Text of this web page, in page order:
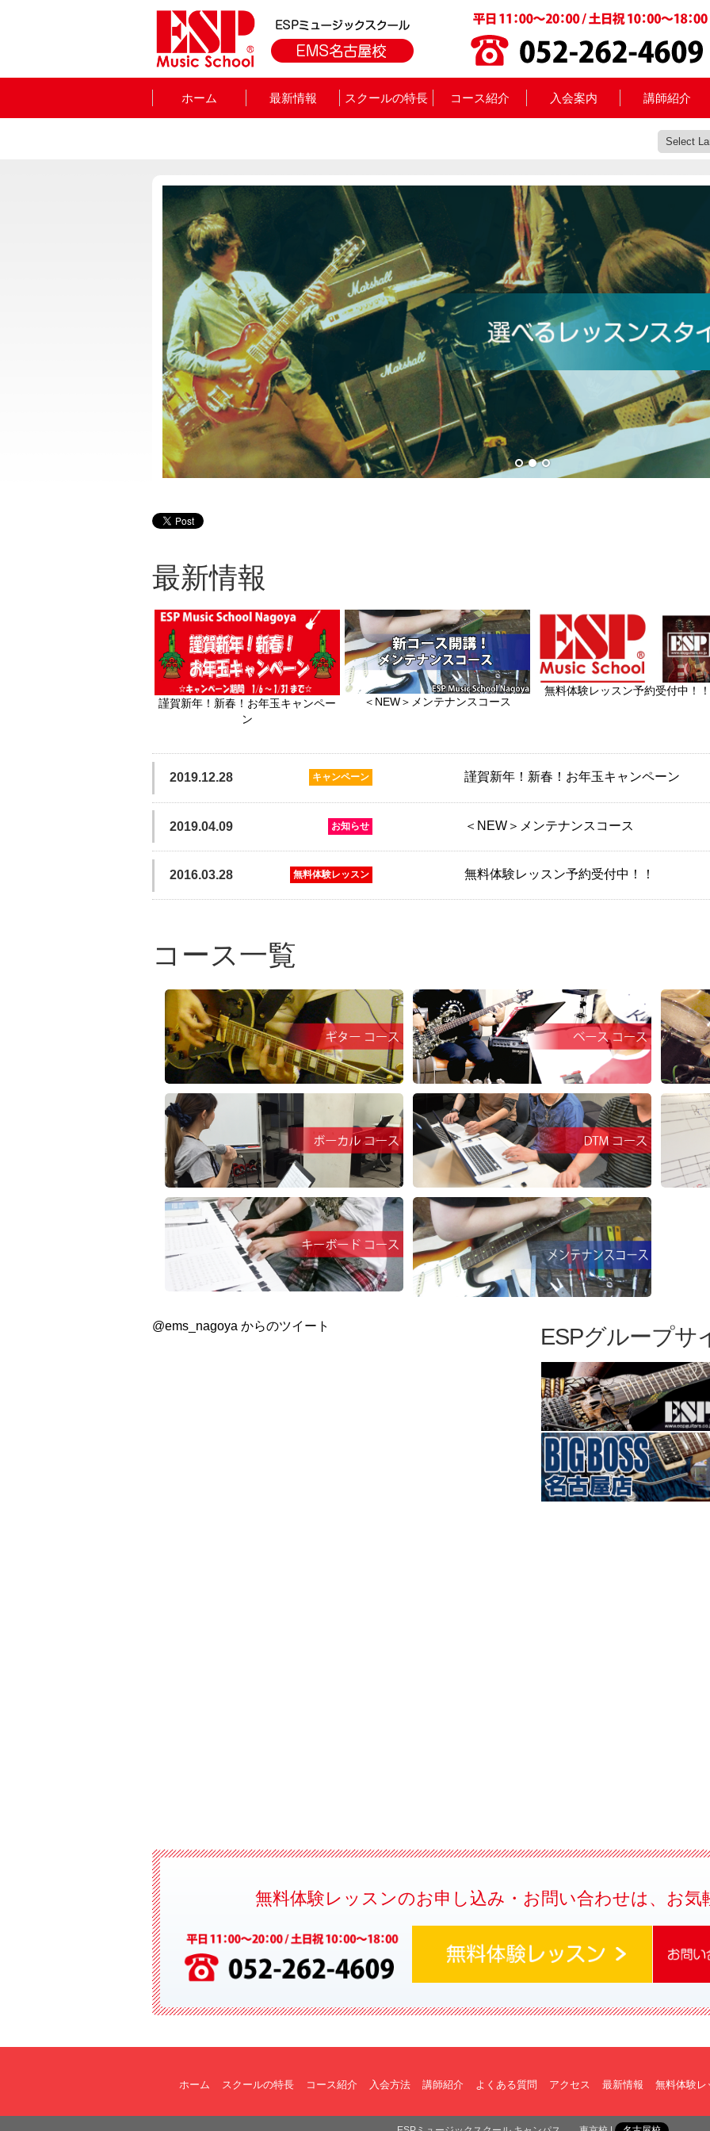
ホーム 最新情報 スクールの特長 コース紹介 入会案内 講師紹介
最新情報
謹賀新年！新春！お年玉キャンペー
ン
＜NEW＞メンテナンスコース
無料体験レッスン予約受付中！！
2019.12.28 キャンペーン 謹賀新年！新春！お年玉キャンペーン
2019.04.09 お知らせ ＜NEW＞メンテナンスコース
2016.03.28 無料体験レッスン 無料体験レッスン予約受付中！！
コース一覧
@ems_nagoya からのツイート ESPグループサ
無料体験レッスンのお申し込み・お問い合わせは、お気
ホーム スクールの特長 コース紹介 入会方法 講師紹介 よくある質問 アクセス 最新情報 無料体験レ